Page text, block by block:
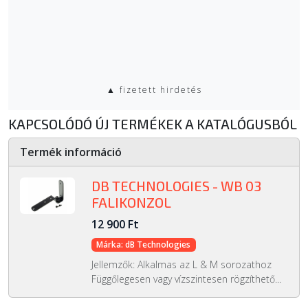
▲ fizetett hirdetés
KAPCSOLÓDÓ ÚJ TERMÉKEK A KATALÓGUSBÓL
Termék információ
DB TECHNOLOGIES - WB 03
FALIKONZOL
12 900 Ft
Márka: dB Technologies
Jellemzők: Alkalmas az L & M sorozathoz
Függőlegesen vagy vízszintesen rögzíthető...